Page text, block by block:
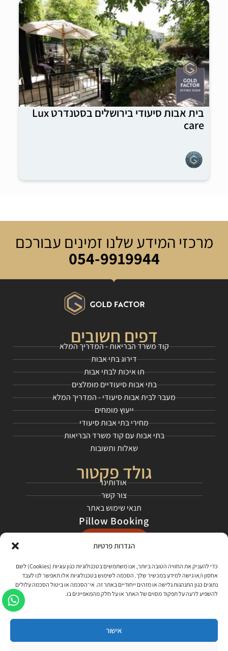
הגדרות פרטיות
כדי להעניק את החוויה הטובה ביותר, אנו משתמשים בטכנולוגיות כגון עוגיות (Cookies) לשם
אחסון ו/או גישה למידע במכשיר שלך. הסכמה לשימוש בטכנולוגיות אלו תאפשר לנו לעבד
נתונים כגון התנהגות גלישה או מזהים ייחודיים באתר זה. אי־הסכמה או ביטול הסכמה עלולים
להשפיע לרעה על תפקוד מסוים של האתר או על חלק מהמאפיינים בו.
אישור
בית אבות סיעודי בירושלים בסטנדרט Lux
care
מרכזי המידע שלנו זמינים עבורכם
054-9919944
דפים חשובים
קוד משרד הבריאות - המדריך המלא
דירוג בתי אבות
תו איכות לבתי אבות
בתי אבות סיעודיים מומלצים
מעבר לבית אבות סיעודי - המדריך המלא
ייעוץ מומחים
מחירי בתי אבות סיעודי
בתי אבות עם קוד משרד הבריאות
שאלות ותשובות
גולד פקטור
אודותינו
צור קשר
תנאי שימוש באתר
Pillow Booking
רשתות חברתיות
בקרו אותנו בפייסבוק
צפו בסרטונים שלנו ביוטיוב, למדו עלינו ועל התהליך!